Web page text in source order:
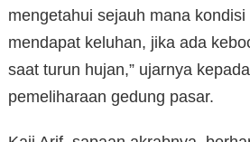
mengetahui sejauh mana
mendapat keluhan, jika ada
saat turun hujan,” ujarnya
pemeliharaan gedung pasar.